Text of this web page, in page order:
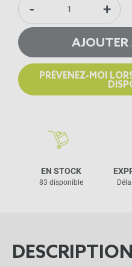
- +
AJOUTER
PRÉVENEZ-MOI
EN STOCK
83 disponible
DESCRIPTION